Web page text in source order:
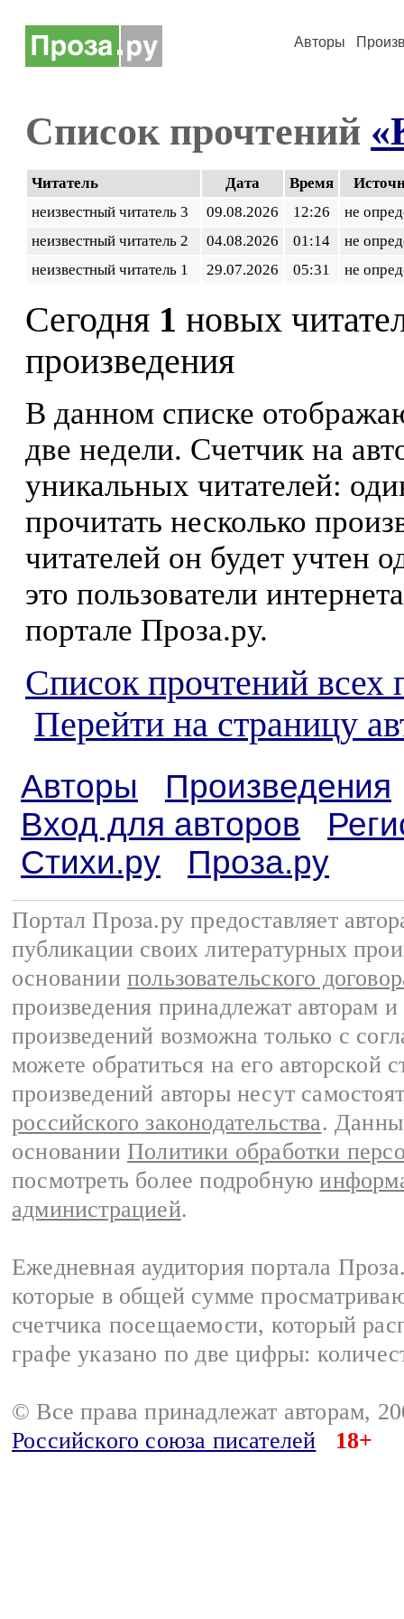
Авторы
Список прочтений
Читатель Дата Время
неизвестный читатель 3
09.08.2026 12:26
не
неизвестный читатель 2
04.08.2026 01:14
не
неизвестный читатель 1
29.07.2026 05:31 не
Сегодня 1 новых
произведения
В данном списке
две недели. Счетчик на
уникальных читателей:
прочитать несколько
читателей он будет учтен
это пользователи
портале Проза.ру.
Список прочтений всех
Перейти на страницу
Авторы
Произведения
Вход для авторов
Стихи.ру
Проза.ру
Портал Проза.ру предоставляет
публикации своих литературных
основании пользовательского
произведения принадлежат авторам
произведений возможна только с
можете обратиться на его авторской
произведений авторы несут
российского законодательства.
основании Политики обработки
посмотреть более подробную
администрацией.
Ежедневная аудитория портала
которые в общей сумме
счетчика посещаемости, который
графе указано по две цифры:
© Все права принадлежат авторам,
Российского союза писателей
18+